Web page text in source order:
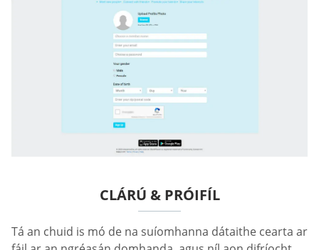
CLÁRÚ & PRÓIFÍL
Tá an chuid is mó de na suíomhanna dátaithe cearta ar